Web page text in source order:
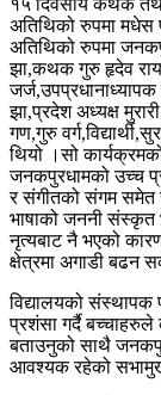
अतिथिको रुपमा मधेस
अतिथिको रुपमा
झा,कथक गुरु हृदेव
झा,प्रदेश अध्यक्ष
गण,गुरु
थियो ।सो
जनकपुरधामको उच्च
र संगीतको संगम समेत
भाषाको जननी संस्कृत
नृत्यबाट नै भएको
क्षेत्रमा अगाडी बढन
विद्यालयको संस्थापक
प्रशंसा गर्दै
बताउनुको साथै
आवश्यक रहेको